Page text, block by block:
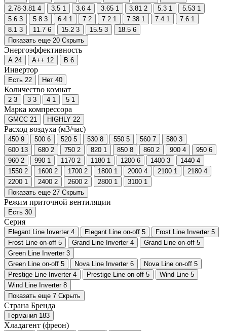
2.78-3.81 4 3.5 1 3.6 4 3.65 1 3.81 2 5.3 1 5.53 1
5.6 3 5.8 3 6.4 1 7 2 7.2 1 7.38 1 7.4 1 7.6 1
8.1 3 11.7 6 15.2 3 15.5 3 18.5 6
Показать еще 20 Скрыть
Энергоэффективность
A 24 A++ 12 B 6
Инвертор
Есть 22 Нет 40
Количество комнат
2 3 3 3 4 1 5 1
Марка компрессора
GMCC 21 HIGHLY 22
Расход воздуха (м3/час)
450 9 500 6 520 5 530 8 550 5 560 7 580 3
600 13 680 2 750 2 820 1 850 8 860 2 900 4 950 6
960 2 990 1 1170 2 1180 1 1200 6 1400 3 1440 4
1550 2 1600 2 1700 2 1800 1 2000 4 2100 1 2180 4
2200 1 2400 2 2600 2 2800 1 3100 1
Показать еще 27 Скрыть
Режим приточной вентиляции
Есть 30
Серия
Elegant Line Inverter 4 Elegant Line on-off 5 Frost Line Inverter 5
Frost Line on-off 5 Grand Line Inverter 4 Grand Line on-off 5
Green Line Inverter 3
Green Line on-off 5 Nova Line Inverter 6 Nova Line on-off 5
Prestige Line Inverter 4 Prestige Line on-off 5 Wind Line 5
Wind Line Inverter 8
Показать еще 7 Скрыть
Страна Бренда
Германия 183
Хладагент (фреон)